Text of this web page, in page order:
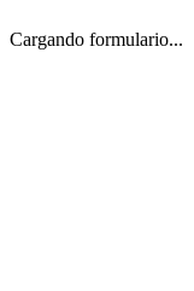
Cargando formulario...